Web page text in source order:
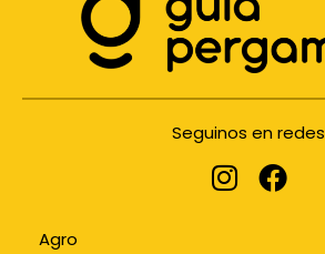
Seguinos en redes
Agro